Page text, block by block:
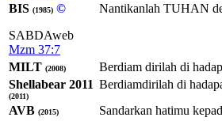
BIS (1985) ©
SABDAweb
Mzm 37:7
Nantikanlah TUHAN
MILT (2008) Berdiam dirilah di
Shellabear 2011
(2011)
Berdiamdirilah di
AVB (2015) Sandarkan hatimu